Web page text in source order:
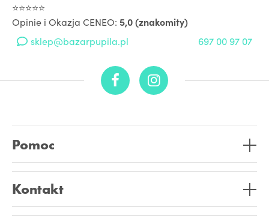
⭐⭐⭐⭐⭐
Opinie i Okazja CENEO: 5,0 (znakomity)
sklep@bazarpupila.pl
697 00 97 07
Pomoc
Kontakt